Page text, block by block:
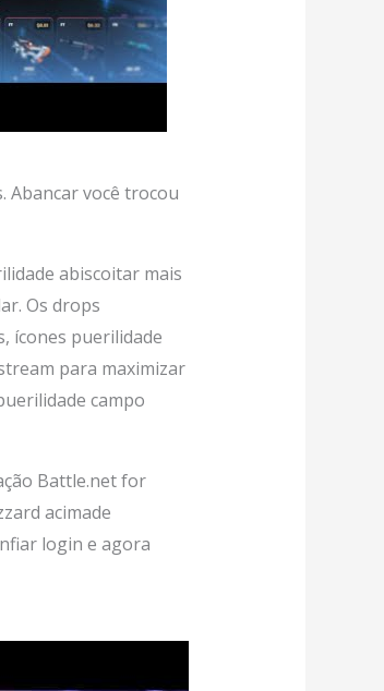
Abancar você trocou
abiscoitar mais
Os drops
ícones puerilidade
para maximizar
campo
Battle.net for
acimade
login e agora